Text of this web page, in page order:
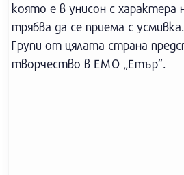
която е в унисон с характера
трябва да се приема с усмивка.
Групи от цялата страна
творчество в ЕМО „Етър”.